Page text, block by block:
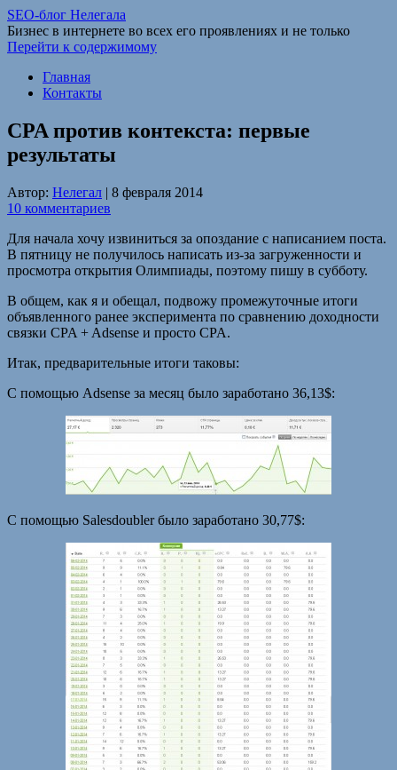
SEO-блог Нелегала
Бизнес в интернете во всех его проявлениях и не только
Перейти к содержимому
Главная
Контакты
CPA против контекста: первые
результаты
Автор: Нелегал | 8 февраля 2014
10 комментариев
Для начала хочу извиниться за опоздание с написанием поста.
В пятницу не получилось написать из-за загруженности и
просмотра открытия Олимпиады, поэтому пишу в субботу.
В общем, как я и обещал, подвожу промежуточные итоги
объявленного ранее эксперимента по сравнению доходности
связки CPA + Adsense и просто CPA.
Итак, предварительные итоги таковы:
С помощью Adsense за месяц было заработано 36,13$:
С помощью Salesdoubler было заработано 30,77$: